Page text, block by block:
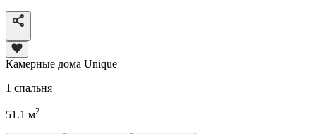
Камерные дома Unique
1 спальня
51.1 м2